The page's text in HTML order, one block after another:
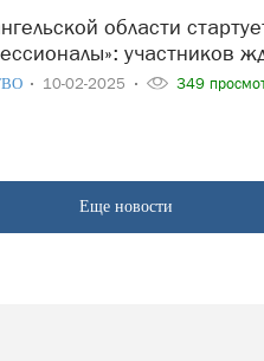
участников
10-02-2025 349
Еще новости